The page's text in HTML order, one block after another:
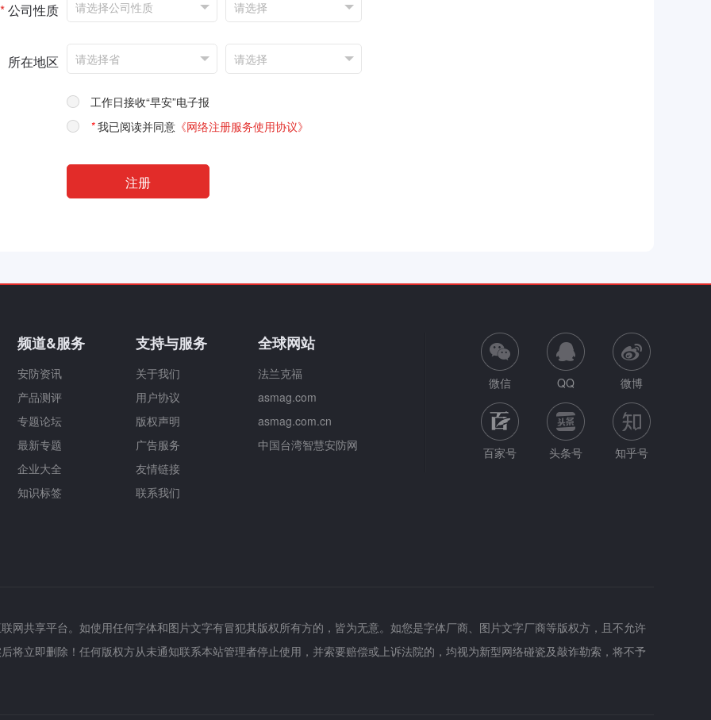
*公司性质
所在地区
工作日接收“早安”电子报
*我已阅读并同意 《网络注册服务使用协议》
频道&服务
安防资讯
产品测评
专题论坛
最新专题
企业大全
知识标签
支持与服务
关于我们
用户协议
版权声明
广告服务
友情链接
联系我们
全球网站
法兰克福
asmag.com
asmag.com.cn
中国台湾智慧安防网
微信 QQ 微博
百家号 头条号 知乎号
网共享平台。如使用任何字体和图片文字有冒犯其版权所有方的，皆为无意。如您是字体厂商、图片文字厂商等版权方，且不允许
将立即删除！任何版权方从未通知联系本站管理者停止使用，并索要赔偿或上诉法院的，均视为新型网络碰瓷及敲诈勒索，将不予